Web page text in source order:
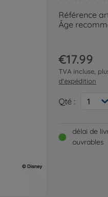
Référence
Âge
€17.99
TVA incluse,
d'expédition
Qté : 1
délai de
ouvrables